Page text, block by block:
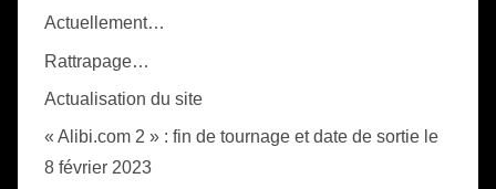
Actuellement…
Rattrapage…
Actualisation du site
« Alibi.com 2 » : fin de tournage et date de sortie le
8 février 2023